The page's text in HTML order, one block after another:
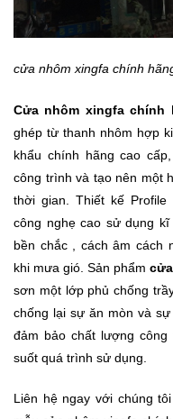
cửa nhôm xingfa chính
Cửa nhôm xingfa chính
ghép từ thanh nhôm hợp
khẩu chính hãng cao
công trình và tạo nên một
thời gian. Thiết kế Profile
công nghẹ cao sử dụng
bền chắc , cách âm cách
khi mưa gió. Sản phẩm
sơn một lớp phủ chống
chống lại sự ăn mòn và
đảm bảo chất lượng công
suốt quá trình sử dụng.
Liên hệ ngay với chúng